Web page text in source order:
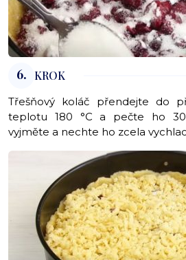
6. KROK
Třešňový koláč přendejte do
teplotu 180 °C a pečte ho
vyjměte a nechte ho zcela